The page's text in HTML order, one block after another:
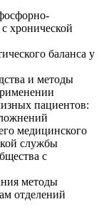
хронической
баланса у
и методы
пациентов:
медицинского
службы
с
методы
отделений